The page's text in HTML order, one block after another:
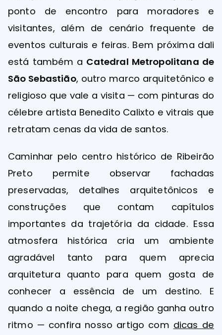
ponto de encontro para moradores e
visitantes, além de cenário frequente de
eventos culturais e feiras. Bem próxima dali
está também a Catedral Metropolitana de
São Sebastião, outro marco arquitetônico e
religioso que vale a visita — com pinturas do
célebre artista Benedito Calixto e vitrais que
retratam cenas da vida de santos.
Caminhar pelo centro histórico de Ribeirão
Preto permite observar fachadas
preservadas, detalhes arquitetônicos e
construções que contam capítulos
importantes da trajetória da cidade. Essa
atmosfera histórica cria um ambiente
agradável tanto para quem aprecia
arquitetura quanto para quem gosta de
conhecer a essência de um destino. E
quando a noite chega, a região ganha outro
ritmo — confira nosso artigo com dicas de